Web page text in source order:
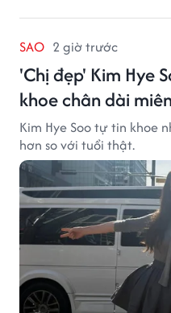
SAO 2 giờ trước
'Chị đẹp' Kim Hye
khoe chân dài
Kim Hye Soo tự tin khoe
hơn so với tuổi thật.